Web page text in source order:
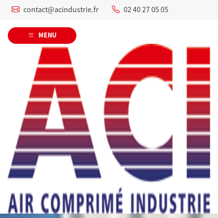
contact@acindustrie.fr 02 40 27 05 05
MENU